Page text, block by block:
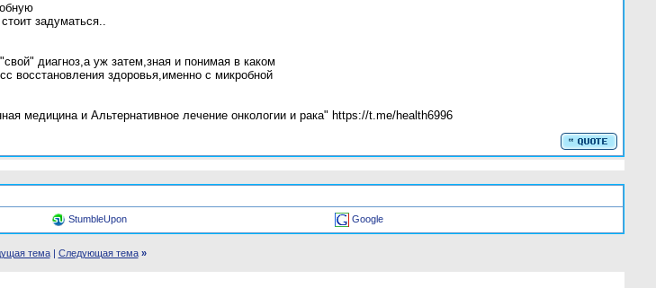
задуматься..
диагноз,а уж затем,зная и понимая в каком
восстановления здоровья,именно с микробной
медицина и Альтернативное лечение онкологии и рака" https://t.me/health6996
StumbleUpon Google
тема| Следующая тема »